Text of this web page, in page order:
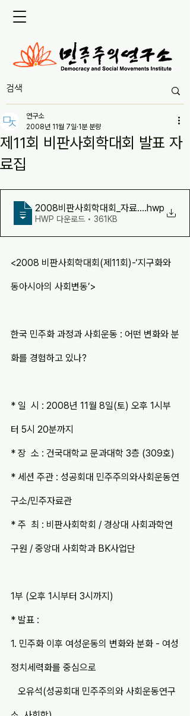
제11회 비판사회학대회 발표 자
료집
연구소
2008년 11월 7일 1분 분량
2008비판사회학대회_자료집.hwp
HWP 다운로드 • 361KB
<2008 비판사회학대회(제11회)-‘지구화와
동아시아의 사회변동’>
한국 민주화 과정과 사회운동 : 어떤 변화와 분
화를 경험하고 있나?
* 일  시 : 2008년 11월 8일(토) 오후 1시부
터 5시 20분까지
* 장  소 : 건국대학교 문과대학 3층 (309호)
* 세션 주관 : 성공회대 민주주의와사회운동연
구소/민주자료관
* 주  최 : 비판사회학회 / 경상대 사회과학연
구원 / 중앙대 사회학과 BK사업단
1부 (오후 1시부터 3시까지)
* 발표 :
1. 민주화 이후 여성운동의 변화와 분화 - 여성
정치세력화를 중심으로